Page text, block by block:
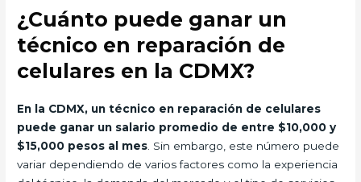
¿Cuánto puede ganar un
técnico en reparación de
celulares en la CDMX?
En la CDMX, un técnico en reparación de celulares
puede ganar un salario promedio de entre $10,000 y
$15,000 pesos al mes . Sin embargo, este número puede
variar dependiendo de varios factores como la experiencia